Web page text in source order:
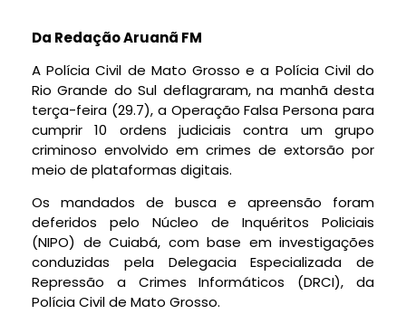
Da Redação Aruanã FM
A Polícia Civil de Mato Grosso e a Polícia Civil do
Rio Grande do Sul deflagraram, na manhã desta
terça-feira (29.7), a Operação Falsa Persona para
cumprir 10 ordens judiciais contra um grupo
criminoso envolvido em crimes de extorsão por
meio de plataformas digitais.
Os mandados de busca e apreensão foram
deferidos pelo Núcleo de Inquéritos Policiais
(NIPO) de Cuiabá, com base em investigações
conduzidas pela Delegacia Especializada de
Repressão a Crimes Informáticos (DRCI), da
Polícia Civil de Mato Grosso.